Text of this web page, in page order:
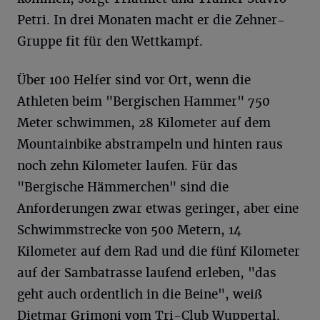
Petri. In drei Monaten macht er die Zehner-
Gruppe fit für den Wettkampf.
Über 100 Helfer sind vor Ort, wenn die
Athleten beim "Bergischen Hammer" 750
Meter schwimmen, 28 Kilometer auf dem
Mountainbike abstrampeln und hinten raus
noch zehn Kilometer laufen. Für das
"Bergische Hämmerchen" sind die
Anforderungen zwar etwas geringer, aber eine
Schwimmstrecke von 500 Metern, 14
Kilometer auf dem Rad und die fünf Kilometer
auf der Sambatrasse laufend erleben, "das
geht auch ordentlich in die Beine", weiß
Dietmar Grimoni vom Tri-Club Wuppertal.